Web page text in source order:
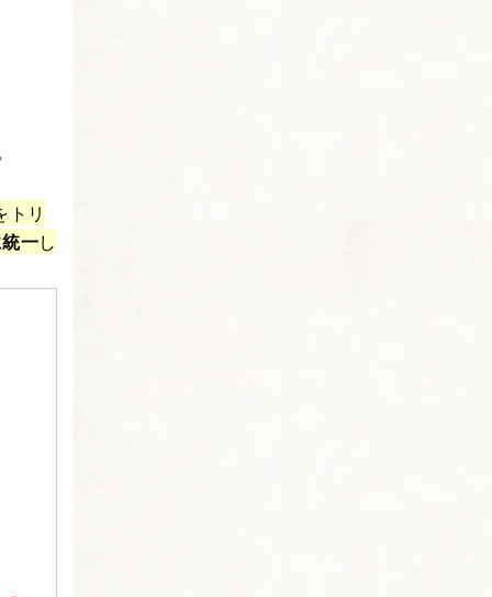
トリ
一し